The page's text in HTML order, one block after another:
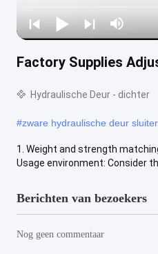
Factory Supplies
Hydraulische Deur - dichter
#zware hydraulische deur sluiter
1. Weight and strength
Usage environment: Consider
Berichten van bezoekers
Nog geen commentaar